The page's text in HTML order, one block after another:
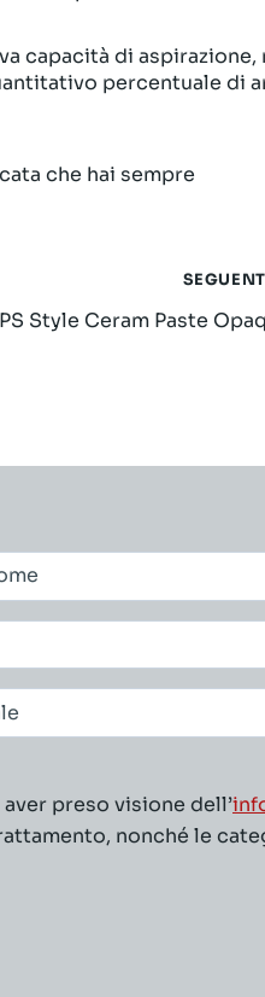
capacità di aspirazione,
percentuale di
che hai sempre
Style Ceram Paste
preso visione dell’
nonché le